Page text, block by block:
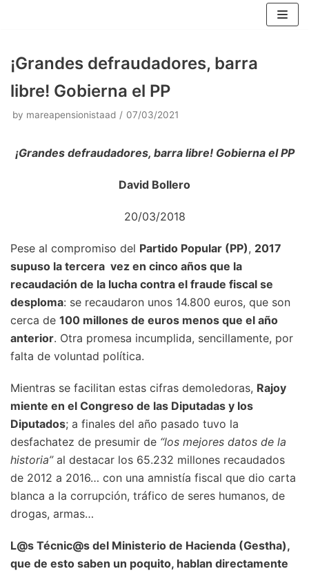
¡Grandes defraudadores, barra
libre! Gobierna el PP
by mareapensionistaad 07/03/2021
¡Grandes defraudadores, barra libre! Gobierna el PP
David Bollero
20/03/2018
Pese al compromiso del Partido Popular (PP), 2017
supuso la tercera vez en cinco años que la
recaudación de la lucha contra el fraude fiscal se
desploma: se recaudaron unos 14.800 euros, que son
cerca de 100 millones de euros menos que el año
anterior. Otra promesa incumplida, sencillamente, por
falta de voluntad política.
Mientras se facilitan estas cifras demoledoras, Rajoy
miente en el Congreso de las Diputadas y los
Diputados; a finales del año pasado tuvo la
desfachatez de presumir de “los mejores datos de la
historia”al destacar los 65.232 millones recaudados
de 2012 a 2016… con una amnistía fiscal que dio carta
blanca a la corrupción, tráfico de seres humanos, de
drogas, armas…
L@s Técnic@s del Ministerio de Hacienda (Gestha),
que de esto saben un poquito, hablan directamente